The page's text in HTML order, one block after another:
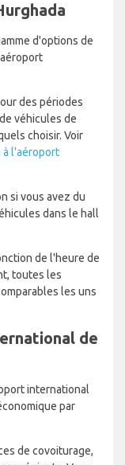
d'options de
des périodes
véhicules de
choisir. Voir
à l'aéroport
si vous avez du
dans le hall
de l'heure de
toutes les
les uns
de
international
par
de covoiturage,